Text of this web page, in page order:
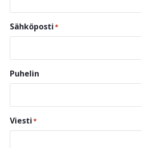
Sähköposti*
Puhelin
Viesti*